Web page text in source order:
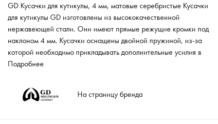
GD Кусачки для кутикулы, 4 мм, матовые серебристые Кусачки
для кутикулы GD изготовлены из высококачественной
нержавеющей стали. Они имеют прямые режущие кромки под
наклоном 4 мм. Кусачки оснащены двойной пружиной, из-за
которой необходимо прикладывать дополнительные усилия в
процессе сжатия. Это обеспечивает максимально плавный ход
помощью винта. Идеально отшлифованные плоскости
шарнирного соединения позволяют половинкам инструмента
Подробнее
На страницу бренда